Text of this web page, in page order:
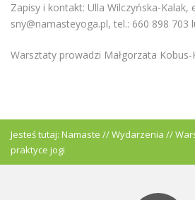
Zapisy i kontakt: Ulla Wilczyńska-Kalak,
sny@namasteyoga.pl, tel.: 660 898 703
Warsztaty prowadzi Małgorzata
Jesteś tutaj: Namaste //Wydarzenia //
praktyce jogi